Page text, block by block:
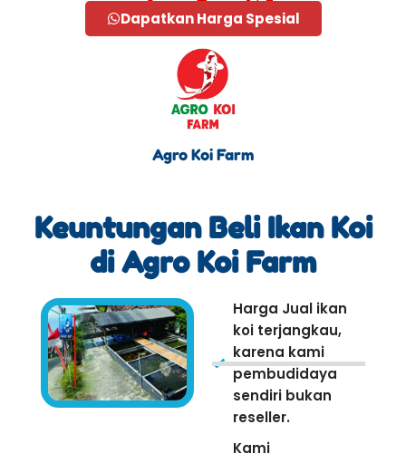
Dapatkan Harga Spesial
Agro Koi Farm
Keuntungan Beli Ikan Koi
di Agro Koi Farm
Harga Jual ikan
koi terjangkau,
karena kami
pembudidaya
sendiri bukan
reseller.
Kami